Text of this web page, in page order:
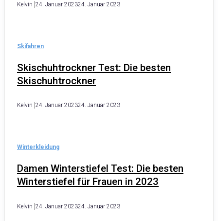
Kelvin 24. Januar 202324. Januar 2023
Skischuhtrockner Test: Die besten
Skischuhtrockner
Skifahren
Kelvin 24. Januar 202324. Januar 2023
Damen Winterstiefel Test: Die besten
Winterstiefel für Frauen in 2023
Winterkleidung
Kelvin 24. Januar 202324. Januar 2023